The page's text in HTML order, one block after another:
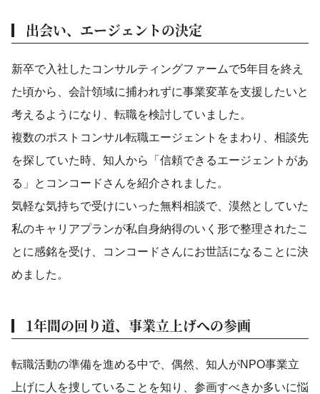
出会い、エージェントの決定
新卒で入社したコンサルティングファームで5年目を終え
た頃から、会計領域に捕われずに事業変革を支援したいと
考えるようになり、転職を検討していました。
複数のポストコンサル転職エージェントをまわり、相談先
を探していた時、知人から「信頼できるエージェントがあ
る」とコンコードさんを紹介されました。
気軽な気持ちで受けにいった無料相談で、漠然としていた
私のキャリアプランが私自身納得のいく形で整理されたこ
とに感銘を受け、コンコードさんにお世話になることに決
めました。
1年間の回り道、事業立上げへの参画
転職活動の準備を進める中で、偶然、知人がNPO事業立
上げに人を捜していることを知り、参画すべきか多いに悩